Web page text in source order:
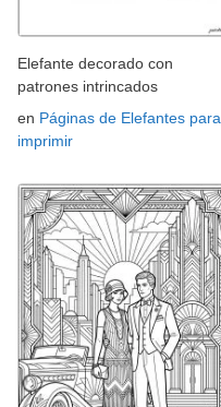
Elefante decorado con
patrones intrincados
en Páginas de Elefantes para
imprimir